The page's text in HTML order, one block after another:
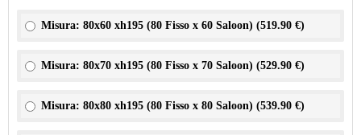
Misura: 80x60 xh195 (80 Fisso x 60 Saloon) (519.90 €)
Misura: 80x70 xh195 (80 Fisso x 70 Saloon) (529.90 €)
Misura: 80x80 xh195 (80 Fisso x 80 Saloon) (539.90 €)